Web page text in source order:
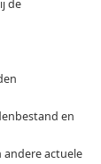
de
en
actuele